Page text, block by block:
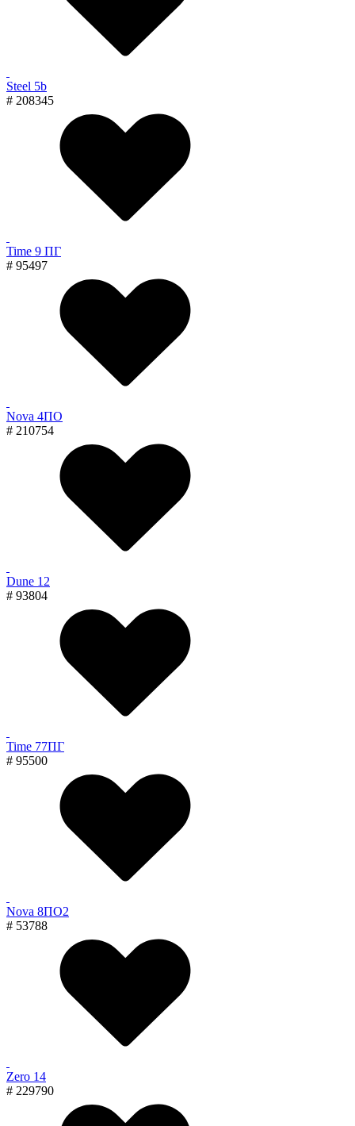
Steel 5b
# 208345
Time 9 ПГ
# 95497
Nova 4ПО
# 210754
Dune 12
# 93804
Time 77ПГ
# 95500
Nova 8ПО2
# 53788
Zero 14
# 229790